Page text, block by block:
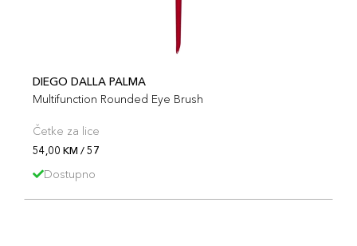
DIEGO DALLA PALMA
Multifunction Rounded Eye Brush
Četke za lice
54,00 KM / 57
Dostupno